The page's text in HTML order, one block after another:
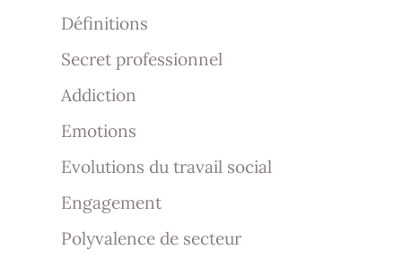
Définitions
Secret professionnel
Addiction
Emotions
Evolutions du travail social
Engagement
Polyvalence de secteur